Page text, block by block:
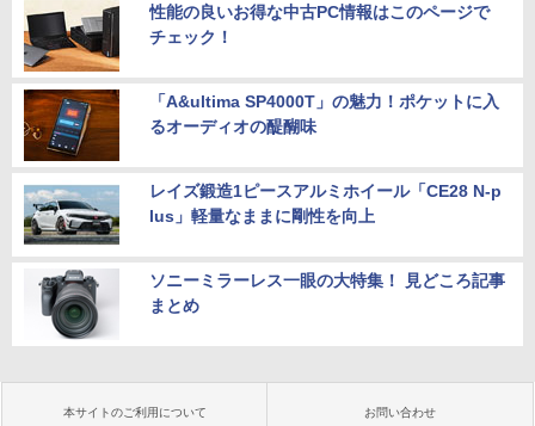
性能の良いお得な中古PC情報はこのページで
チェック！
「A&ultima SP4000T」の魅力！ポケットに入
るオーディオの醍醐味
レイズ鍛造1ピースアルミホイール「CE28 N-p
lus」軽量なままに剛性を向上
ソニーミラーレス一眼の大特集！ 見どころ記事
まとめ
本サイトのご利用について お問い合わせ